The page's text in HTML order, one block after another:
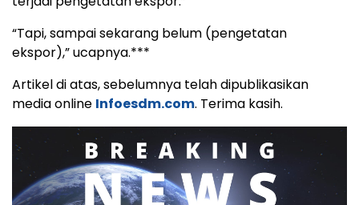
“Tapi, sampai sekarang belum (pengetatan
ekspor),” ucapnya.***
Artikel di atas, sebelumnya telah dipublikasikan
media online Infoesdm.com. Terima kasih.